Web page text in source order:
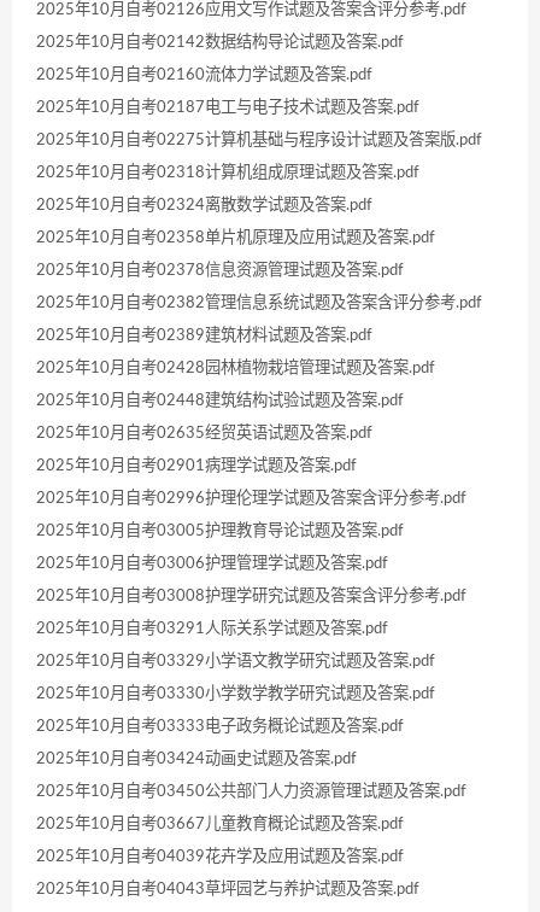
2025年10月自考02126应用文写作试题及答案含评分参考.pdf
2025年10月自考02142数据结构导论试题及答案.pdf
2025年10月自考02160流体力学试题及答案.pdf
2025年10月自考02187电工与电子技术试题及答案.pdf
2025年10月自考02275计算机基础与程序设计试题及答案版.pdf
2025年10月自考02318计算机组成原理试题及答案.pdf
2025年10月自考02324离散数学试题及答案.pdf
2025年10月自考02358单片机原理及应用试题及答案.pdf
2025年10月自考02378信息资源管理试题及答案.pdf
2025年10月自考02382管理信息系统试题及答案含评分参考.pdf
2025年10月自考02389建筑材料试题及答案.pdf
2025年10月自考02428园林植物栽培管理试题及答案.pdf
2025年10月自考02448建筑结构试验试题及答案.pdf
2025年10月自考02635经贸英语试题及答案.pdf
2025年10月自考02901病理学试题及答案.pdf
2025年10月自考02996护理伦理学试题及答案含评分参考.pdf
2025年10月自考03005护理教育导论试题及答案.pdf
2025年10月自考03006护理管理学试题及答案.pdf
2025年10月自考03008护理学研究试题及答案含评分参考.pdf
2025年10月自考03291人际关系学试题及答案.pdf
2025年10月自考03329小学语文教学研究试题及答案.pdf
2025年10月自考03330小学数学教学研究试题及答案.pdf
2025年10月自考03333电子政务概论试题及答案.pdf
2025年10月自考03424动画史试题及答案.pdf
2025年10月自考03450公共部门人力资源管理试题及答案.pdf
2025年10月自考03667儿童教育概论试题及答案.pdf
2025年10月自考04039花卉学及应用试题及答案.pdf
2025年10月自考04043草坪园艺与养护试题及答案.pdf